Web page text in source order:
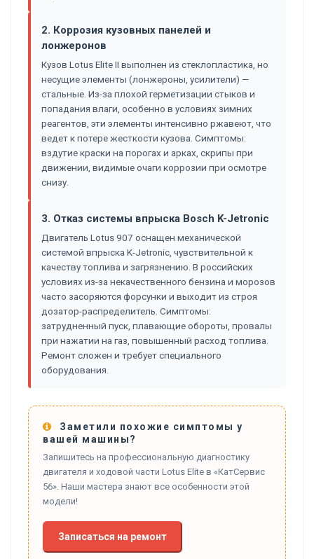
2. Коррозия кузовных панелей и
лонжеронов
Кузов Lotus Elite II выполнен из стеклопластика, но
несущие элементы (лонжероны, усилители) —
стальные. Из-за плохой герметизации стыков и
попадания влаги, особенно в условиях зимних
реагентов, эти элементы интенсивно ржавеют, что
ведет к потере жесткости кузова. Симптомы:
вздутие краски на порогах и арках, скрипы при
движении, видимые очаги коррозии при осмотре
снизу.
3. Отказ системы впрыска Bosch K-Jetronic
Двигатель Lotus 907 оснащен механической
системой впрыска K-Jetronic, чувствительной к
качеству топлива и загрязнению. В российских
условиях из-за некачественного бензина и морозов
часто засоряются форсунки и выходит из строя
дозатор-распределитель. Симптомы:
затрудненный пуск, плавающие обороты, провалы
при нажатии на газ, повышенный расход топлива.
Ремонт сложен и требует специального
оборудования.
Заметили похожие симптомы у
вашей машины?
Запишитесь на профессиональную диагностику
двигателя и ходовой части Lotus Elite в «КатСервис
56». Наши мастера знают все особенности этой
модели!
Записаться на ремонт